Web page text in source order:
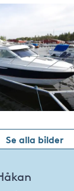
Se alla bilder